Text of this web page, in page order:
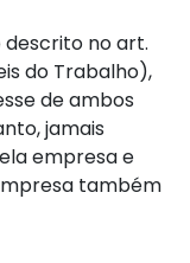
descrito no art.
do Trabalho),
de ambos
jamais
empresa e
também